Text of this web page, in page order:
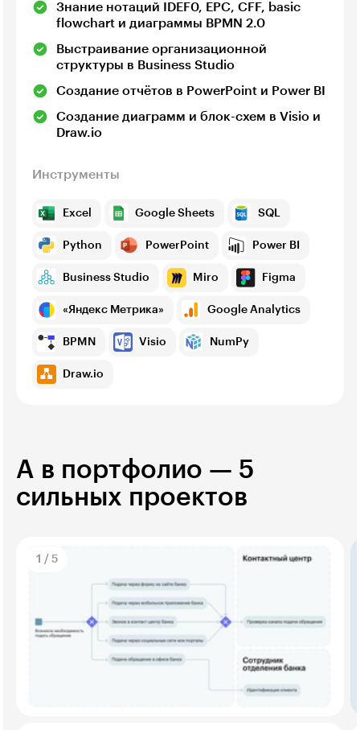
Знание нотаций IDEF0, EPC, CFF, basic
flowchart и диаграммы BPMN 2.0
Выстраивание организационной
структуры в Business Studio
Создание отчётов в PowerPoint и Power BI
Создание диаграмм и блок-схем в Visio и
Draw.io
Инструменты
Excel Google Sheets SQL
Python PowerPoint Power BI
Business Studio Miro Figma
«Яндекс Метрика» Google Analytics
BPMN Visio NumPy
Draw.io
А в портфолио — 5
сильных проектов
1 / 5